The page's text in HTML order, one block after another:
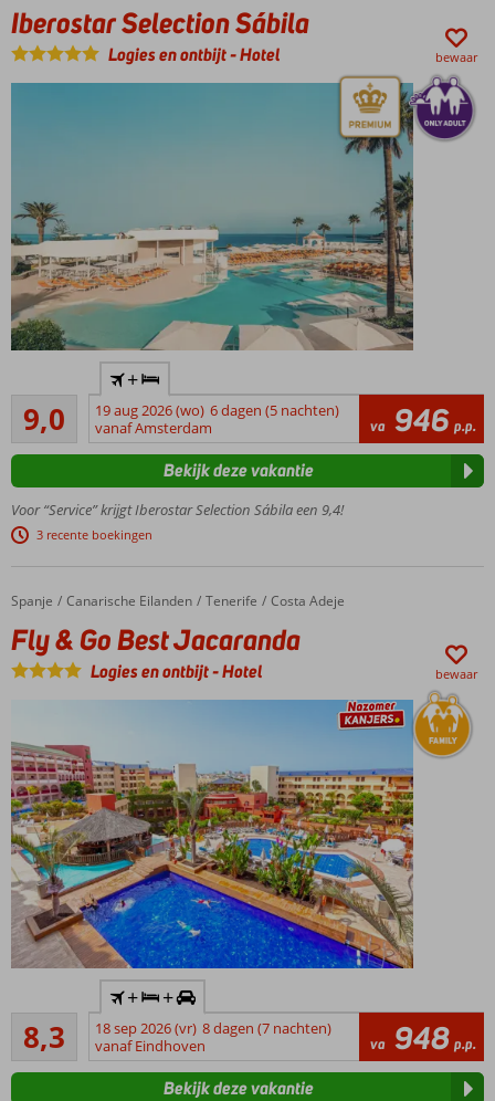
Inclusive
ook
mogelijk
Iberostar Selection Sábila
Logies en ontbijt-Hotel bewaar
min.
leeftijd
16 jaar
hotel nabij
zandstrand
Tip van
Cor:
kamers
en
suites
of All
Inclusive
9,0
Uitstekend
66
beoordelingen
+
19 aug 2026 (wo) 6 dagen (5 nachten)
vanaf Amsterdam
va 946 p.p.
Voor “Service” krijgt Iberostar Selection Sábila een 9,4!
3 recente boekingen
Bekijk deze vakantie
Home
Spanje Canarische Eilanden Tenerife Costa Adeje
Fly & Go Best Jacaranda
Fly & Go Best Jacaranda
Logies en ontbijt-Hotel bewaar
Uitstekende
Costa Adeje
Playa de
Fañabe
8,3
Zeer goed
825
beoordelingen
+ +
18 sep 2026 (vr) 8 dagen (7 nachten)
vanaf Eindhoven
va 948 p.p.
Bekijk deze vakantie